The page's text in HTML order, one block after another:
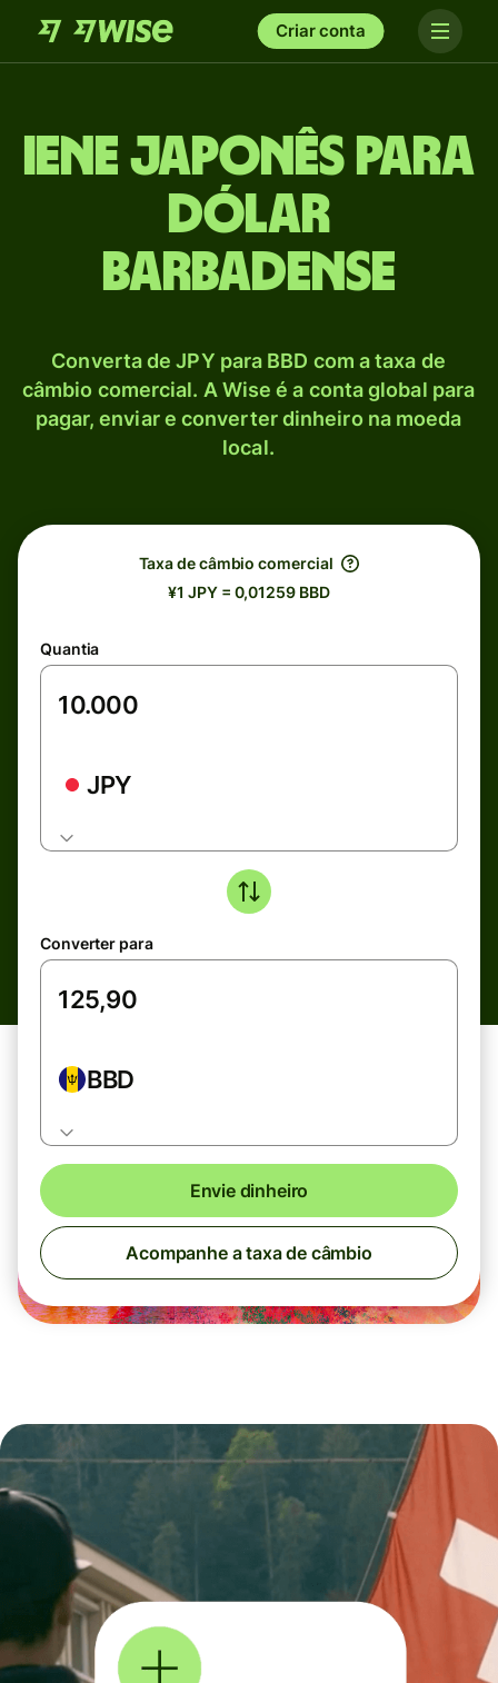
Criar conta
Iene japonês para
Dólar
barbadense
Converta de JPY para BBD com a taxa de
câmbio comercial. A Wise é a conta global para
pagar, enviar e converter dinheiro na moeda
local.
Taxa de câmbio comercial
¥1 JPY = 0,01259 BBD
Quantia
JPY
Converter para
BBD
Envie dinheiro
Acompanhe a taxa de câmbio